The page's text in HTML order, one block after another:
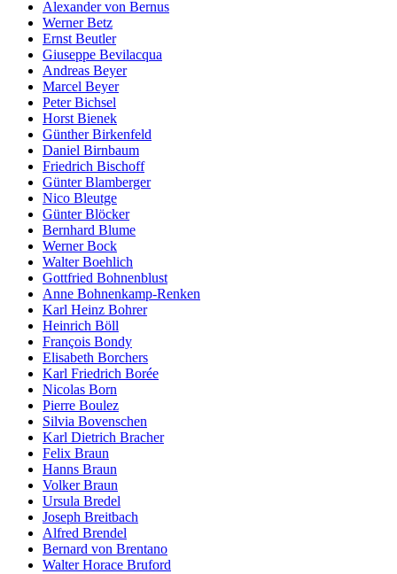
Alexander von Bernus
Werner Betz
Ernst Beutler
Giuseppe Bevilacqua
Andreas Beyer
Marcel Beyer
Peter Bichsel
Horst Bienek
Günther Birkenfeld
Daniel Birnbaum
Friedrich Bischoff
Günter Blamberger
Nico Bleutge
Günter Blöcker
Bernhard Blume
Werner Bock
Walter Boehlich
Gottfried Bohnenblust
Anne Bohnenkamp-Renken
Karl Heinz Bohrer
Heinrich Böll
François Bondy
Elisabeth Borchers
Karl Friedrich Borée
Nicolas Born
Pierre Boulez
Silvia Bovenschen
Karl Dietrich Bracher
Felix Braun
Hanns Braun
Volker Braun
Ursula Bredel
Joseph Breitbach
Alfred Brendel
Bernard von Brentano
Walter Horace Bruford